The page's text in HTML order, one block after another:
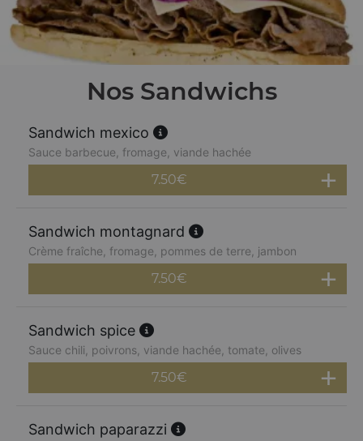
Nos Sandwichs
Sandwich mexico
Sauce barbecue, fromage, viande hachée
7.50€
Sandwich montagnard
Crème fraîche, fromage, pommes de terre, jambon
7.50€
Sandwich spice
Sauce chili, poivrons, viande hachée, tomate, olives
7.50€
Sandwich paparazzi